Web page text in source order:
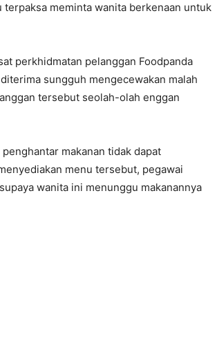
meminta wanita berkenaan untuk
perkhidmatan pelanggan Foodpanda
sungguh mengecewakan malah
tersebut seolah-olah enggan
makanan tidak dapat
menu tersebut, pegawai
wanita ini menunggu makanannya